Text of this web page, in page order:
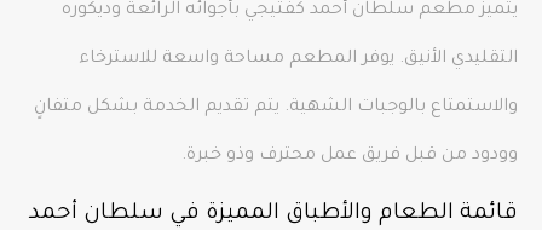
يتميز مطعم سلطان أحمد كفتيجي بأجوائه الرائعة وديكوره
التقليدي الأنيق. يوفر المطعم مساحة واسعة للاسترخاء
والاستمتاع بالوجبات الشهية. يتم تقديم الخدمة بشكل متفانٍ
وودود من قبل فريق عمل محترف وذو خبرة.
قائمة الطعام والأطباق المميزة في سلطان أحمد